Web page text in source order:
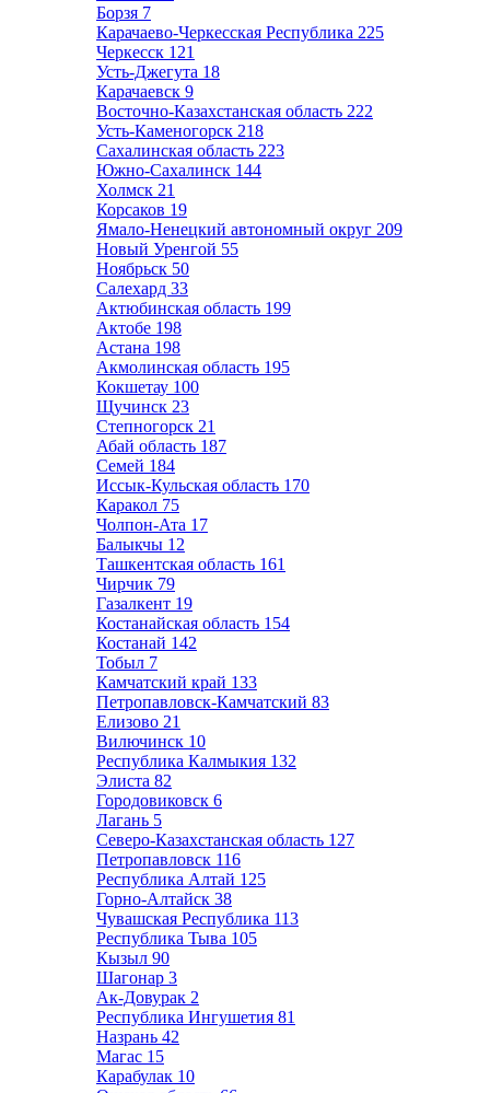
Борзя 7
Карачаево-Черкесская Республика 225
Черкесск 121
Усть-Джегута 18
Карачаевск 9
Восточно-Казахстанская область 222
Усть-Каменогорск 218
Сахалинская область 223
Южно-Сахалинск 144
Холмск 21
Корсаков 19
Ямало-Ненецкий автономный округ 209
Новый Уренгой 55
Ноябрьск 50
Салехард 33
Актюбинская область 199
Актобе 198
Астана 198
Акмолинская область 195
Кокшетау 100
Щучинск 23
Степногорск 21
Абай область 187
Семей 184
Иссык-Кульская область 170
Каракол 75
Чолпон-Ата 17
Балыкчы 12
Ташкентская область 161
Чирчик 79
Газалкент 19
Костанайская область 154
Костанай 142
Тобыл 7
Камчатский край 133
Петропавловск-Камчатский 83
Елизово 21
Вилючинск 10
Республика Калмыкия 132
Элиста 82
Городовиковск 6
Лагань 5
Северо-Казахстанская область 127
Петропавловск 116
Республика Алтай 125
Горно-Алтайск 38
Чувашская Республика 113
Республика Тыва 105
Кызыл 90
Шагонар 3
Ак-Довурак 2
Республика Ингушетия 81
Назрань 42
Магас 15
Карабулак 10